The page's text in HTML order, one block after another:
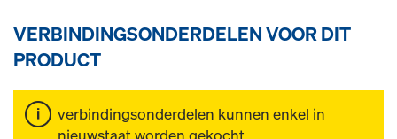
VERBINDINGSONDERDELEN VOOR DIT
PRODUCT
verbindingsonderdelen kunnen enkel in